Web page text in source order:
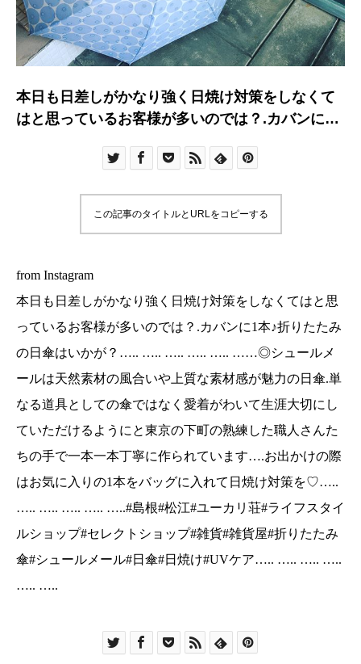
本日も日差しがかなり強く日焼け対策をしなくて
はと思っているお客様が多いのでは？.カバンに1
….. ……◎シュールメールは天然素材の風合いや
ではなく愛着がわいて生涯大切にしていただける
はお気に入りの1本をバッグに入れて日焼け対策を
♡….. ….. ….. ….. ….. …..#島根#松江#ユーカリ荘
#雑貨屋#折りたたみ傘#シュールメール#日傘#日
焼け#UVケア….. ….. ….. ….. ….. …..
この記事のタイトルとURLをコピーする
from Instagram
本日も日差しがかなり強く日焼け対策をしなくてはと思
っているお客様が多いのでは？.カバンに1本♪折りたたみ
の日傘はいかが？….. ….. ….. ….. ….. ……◎シュールメ
ールは天然素材の風合いや上質な素材感が魅力の日傘.単
なる道具としての傘ではなく愛着がわいて生涯大切にし
ていただけるようにと東京の下町の熟練した職人さんた
ちの手で一本一本丁寧に作られています….お出かけの際
はお気に入りの1本をバッグに入れて日焼け対策を♡…..
….. ….. ….. ….. …..#島根#松江#ユーカリ荘#ライフスタイ
ルショップ#セレクトショップ#雑貨#雑貨屋#折りたたみ
傘#シュールメール#日傘#日焼け#UVケア….. ….. ….. …..
….. …..